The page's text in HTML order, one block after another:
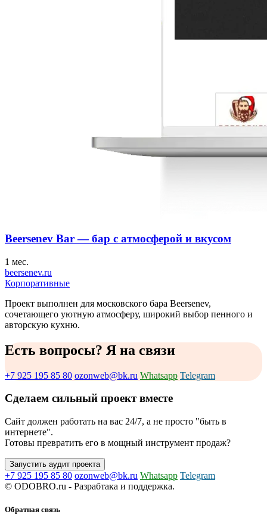
Beersenev Bar — бар с атмосферой и вкусом
1 мес.
beersenev.ru
Корпоративные
Проект выполнен для московского бара Beersenev,
сочетающего уютную атмосферу, широкий выбор пенного и
авторскую кухню.
Есть вопросы? Я на связи
+7 925 195 85 80 ozonweb@bk.ru Whatsapp Telegram
Сделаем сильный проект вместе
Сайт должен работать на вас 24/7, а не просто "быть в
интернете".
Готовы превратить его в мощный инструмент продаж?
Запустить аудит проекта
+7 925 195 85 80 ozonweb@bk.ru Whatsapp Telegram
© ODOBRO.ru - Разрабтака и поддержка.
Обратная связь